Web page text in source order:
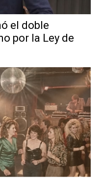
el doble
por la Ley de